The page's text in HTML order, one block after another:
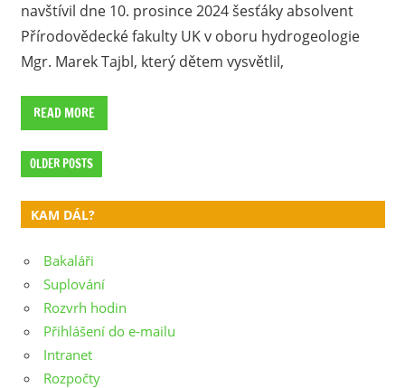
navštívil dne 10. prosince 2024 šesťáky absolvent
Přírodovědecké fakulty UK v oboru hydrogeologie
Mgr. Marek Tajbl, který dětem vysvětlil,
READ MORE
OLDER POSTS
KAM DÁL?
Bakaláři
Suplování
Rozvrh hodin
Přihlášení do e-mailu
Intranet
Rozpočty